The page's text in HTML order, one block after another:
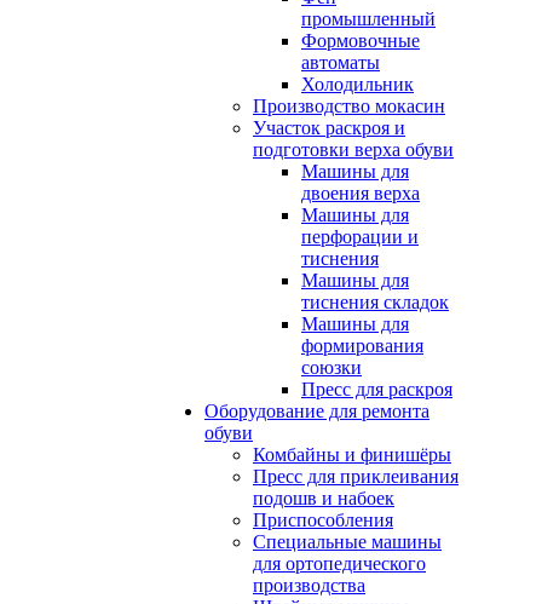
промышленный
Формовочные
автоматы
Холодильник
Производство мокасин
Участок раскроя и
подготовки верха обуви
Машины для
двоения верха
Машины для
перфорации и
тиснения
Машины для
тиснения складок
Машины для
формирования
союзки
Пресс для раскроя
Оборудование для ремонта
обуви
Комбайны и финишёры
Пресс для приклеивания
подошв и набоек
Приспособления
Специальные машины
для ортопедического
производства